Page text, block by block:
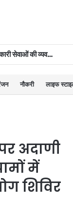
सेवा सेतु पोर्टल: पारदर्शी, तेज और आसान हुई सरकारी सेवाओं की व्यवस्था
नौकरी लाइफ
अदाणी
में
शिविर